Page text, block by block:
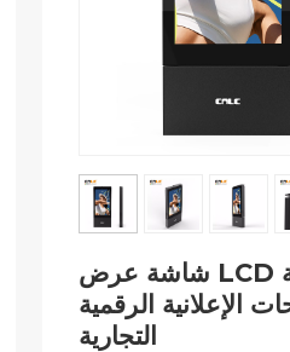
شاشة عرض LCD خارجية عالية
الإعلانية الرقمية
التجارية